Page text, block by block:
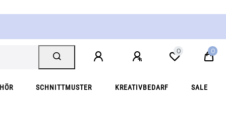
0 0
SCHNITTMUSTER KREATIVBEDARF SALE